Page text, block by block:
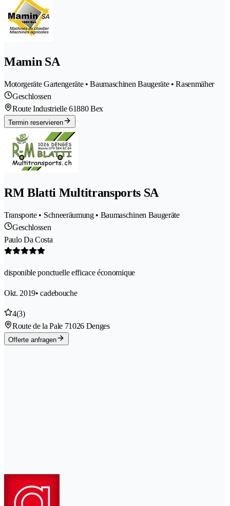
Mamin SA
Motorgeräte Gartengeräte • Baumaschinen Baugeräte • Rasenmäher
Geschlossen
Route Industrielle 61880 Bex
Termin reservieren
RM Blatti Multitransports SA
Transporte • Schneeräumung • Baumaschinen Baugeräte
Geschlossen
Paulo Da Costa
disponible ponctuelle efficace économique
Okt. 2019• cadebouche
4(3)
Route de la Pale 71026 Denges
Offerte anfragen